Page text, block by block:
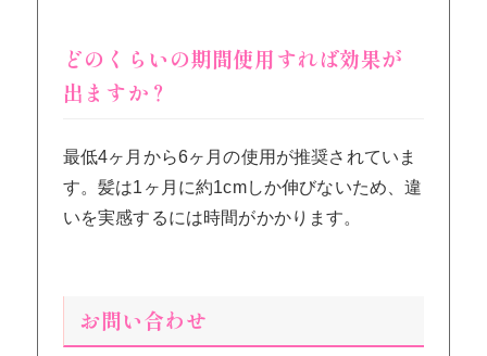
どのくらいの期間使用すれば効果が
出ますか？
最低4ヶ月から6ヶ月の使用が推奨されていま
す。髪は1ヶ月に約1cmしか伸びないため、違
いを実感するには時間がかかります。
お問い合わせ